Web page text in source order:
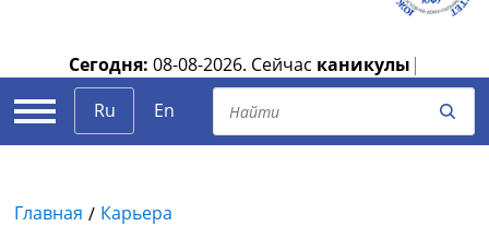
Сегодня: 08-08-2026. Сейчас каникулы |
Ru
En
Главная Карьера